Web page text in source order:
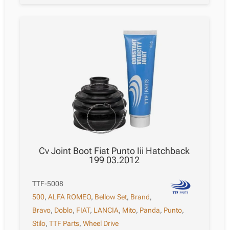
Cv Joint Boot Fiat Punto Iii Hatchback
199 03.2012
TTF-5008
500,ALFA ROMEO, Bellow Set, Brand,
Bravo, Doblo, FIAT, LANCIA, Mito, Panda, Punto,
Stilo,TTF Parts,Wheel Drive